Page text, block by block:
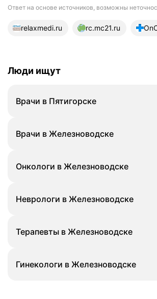
Ответ на основе источников, возможны
19 источников
relaxmedi.ru rc.mc21.ru
Люди ищут
Врачи в Пятигорске
Врачи в Железноводске
Онкологи в Железноводске
Неврологи в Железноводске
Терапевты в Железноводске
Гинекологи в Железноводске